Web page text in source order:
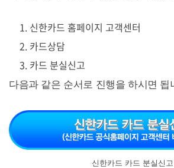
신한카드 홈페이지 고객센터
카드상담
카드 분실신고
다음과 같은 순서로 진행을 하시면 됩
신한카드 카드 분실신고